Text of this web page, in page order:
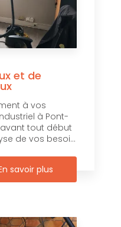
et de
à vos
à Pont-
avant tout début
de vos besoi...
savoir plus